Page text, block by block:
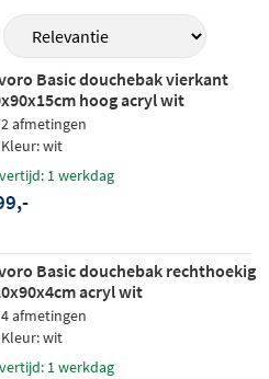
aangenaam
eenv
het porie
vind je
& Boch, R
afmetin
. Van compa
rechthoe
vloerinstalla
paneel. Zo
bij jouw bad
Basic douchebak vierkant
hoog acryl wit
2 afmetingen
Kleur: wit
1 werkdag
Basic douchebak rechthoekig
acryl wit
4 afmetingen
Kleur: wit
1 werkdag